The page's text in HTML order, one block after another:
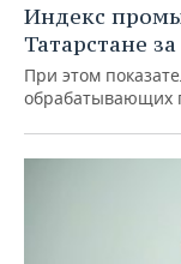
Индекс
Татарстане
При этом
обрабатывающих